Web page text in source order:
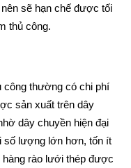
sẽ hạn chế được tối
thủ công.
công thường có chi phí
sản xuất trên dây
dây chuyền hiện đại
số lượng lớn hơn, tốn ít
rào lưới thép được